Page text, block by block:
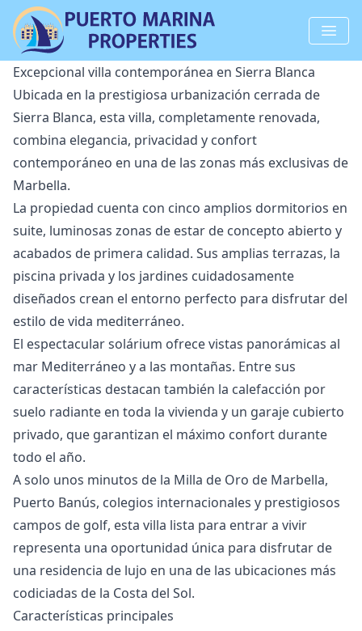
Excepcional villa contemporánea en Sierra Blanca
Ubicada en la prestigiosa urbanización cerrada de
Sierra Blanca, esta villa, completamente renovada,
combina elegancia, privacidad y confort
contemporáneo en una de las zonas más exclusivas de
Marbella.
La propiedad cuenta con cinco amplios dormitorios en
suite, luminosas zonas de estar de concepto abierto y
acabados de primera calidad. Sus amplias terrazas, la
piscina privada y los jardines cuidadosamente
diseñados crean el entorno perfecto para disfrutar del
estilo de vida mediterráneo.
El espectacular solárium ofrece vistas panorámicas al
mar Mediterráneo y a las montañas. Entre sus
características destacan también la calefacción por
suelo radiante en toda la vivienda y un garaje cubierto
privado, que garantizan el máximo confort durante
todo el año.
A solo unos minutos de la Milla de Oro de Marbella,
Puerto Banús, colegios internacionales y prestigiosos
campos de golf, esta villa lista para entrar a vivir
representa una oportunidad única para disfrutar de
una residencia de lujo en una de las ubicaciones más
codiciadas de la Costa del Sol.
Características principales